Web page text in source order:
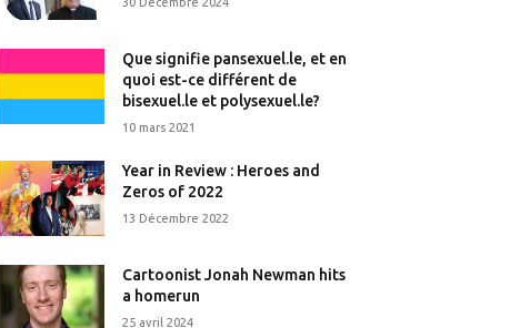
Que signifie pansexuel.le, et en
quoi est-ce différent de
bisexuel.le et polysexuel.le?
10 mars 2021
Year in Review : Heroes and
Zeros of 2022
13 Décembre 2022
Cartoonist Jonah Newman hits
a homerun
25 avril 2024